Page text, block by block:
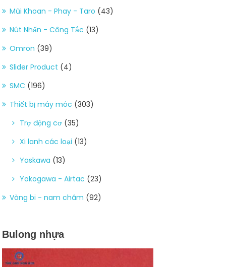
Mũi Khoan - Phay - Taro (43)
Nút Nhấn - Công Tắc (13)
Omron (39)
Slider Product (4)
SMC (196)
Thiết bị máy móc (303)
Trợ động cơ (35)
Xi lanh các loại (13)
Yaskawa (13)
Yokogawa - Airtac (23)
Vòng bi - nam châm (92)
Bulong nhựa